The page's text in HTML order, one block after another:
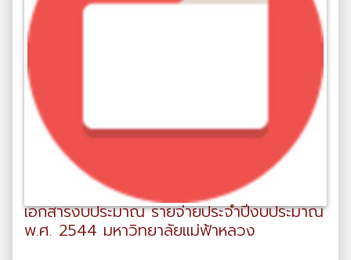
เอกสารงบประมาณ รายจ่ายประจำปีงบประมาณ
พ.ศ. 2544 มหาวิทยาลัยแม่ฟ้าหลวง